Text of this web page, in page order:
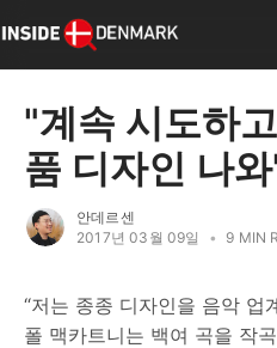
"계속 시도하
품 디자인 나
안데르센
2017년 03월 09일
• 9 MIN
“저는 종종 디자인을 음악 업
폴 맥카트니는 백여 곡을 작